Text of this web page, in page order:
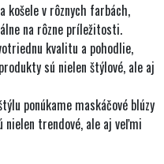
košele v rôznych farbách,
na rôzne príležitosti.
kvalitu a pohodlie,
sú nielen štýlové, ale aj
ponúkame maskáčové blúzy
trendové, ale aj veľmi